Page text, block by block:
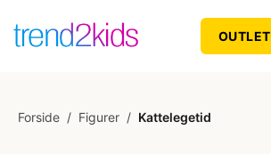
OUTLET
Forside / Figurer / Kattelegetid